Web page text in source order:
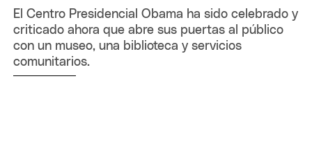
El Centro Presidencial Obama ha sido celebrado y
criticado ahora que abre sus puertas al público
con un museo, una biblioteca y servicios
comunitarios.